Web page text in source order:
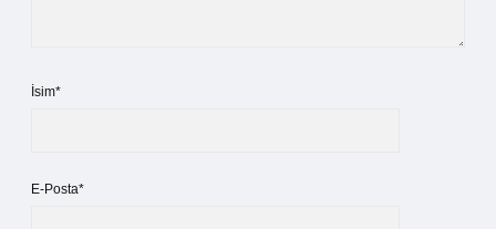
İsim*
E-Posta*